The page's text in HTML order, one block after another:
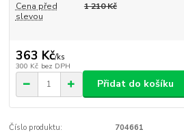
Cena před
slevou
1 210 Kč
363 Kč/ks
300 Kč bez DPH
Přidat do košíku
Číslo produktu: 704661